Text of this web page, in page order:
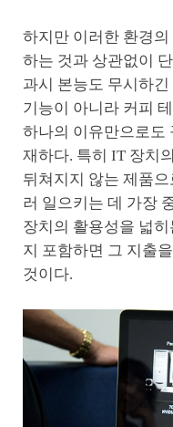
하지만 이러한 환경
하는 것과 상관없이
과시 본능도 무시하
기능이 아니라 커피
하나의 이유만으로도
재하다. 특히 IT 장치
뒤쳐지지 않는 제품
러 일으키는 데 가장
장치의 활용성을 넓
지 포함하면 그 지출
것이다.